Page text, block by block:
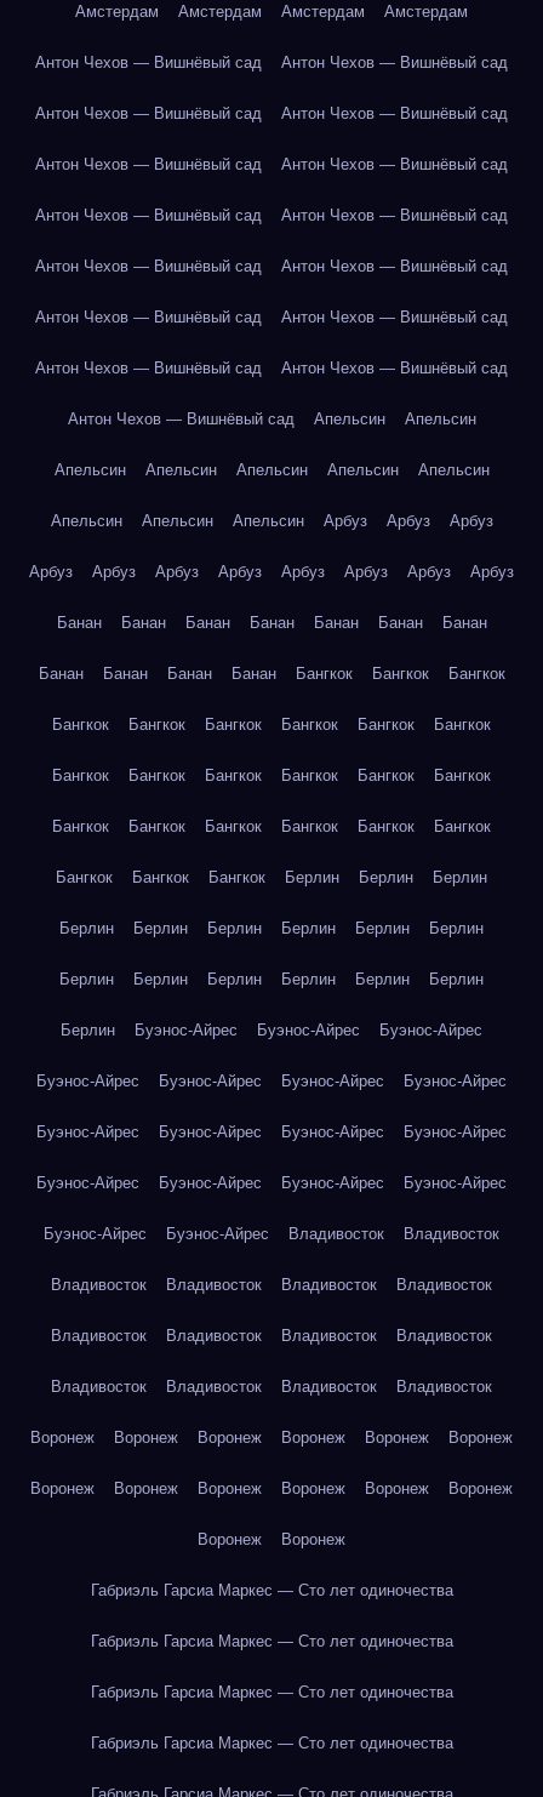
Амстердам Амстердам Амстердам Амстердам
Антон Чехов — Вишнёвый сад Антон Чехов — Вишнёвый сад
Антон Чехов — Вишнёвый сад Антон Чехов — Вишнёвый сад
Антон Чехов — Вишнёвый сад Антон Чехов — Вишнёвый сад
Антон Чехов — Вишнёвый сад Антон Чехов — Вишнёвый сад
Антон Чехов — Вишнёвый сад Антон Чехов — Вишнёвый сад
Антон Чехов — Вишнёвый сад Антон Чехов — Вишнёвый сад
Антон Чехов — Вишнёвый сад Антон Чехов — Вишнёвый сад
Антон Чехов — Вишнёвый сад Апельсин Апельсин
Апельсин Апельсин Апельсин Апельсин Апельсин
Апельсин Апельсин Апельсин Арбуз Арбуз Арбуз
Арбуз Арбуз Арбуз Арбуз Арбуз Арбуз Арбуз Арбуз
Банан Банан Банан Банан Банан Банан Банан
Банан Банан Банан Банан Бангкок Бангкок Бангкок
Бангкок Бангкок Бангкок Бангкок Бангкок Бангкок
Бангкок Бангкок Бангкок Бангкок Бангкок Бангкок
Бангкок Бангкок Бангкок Бангкок Бангкок Бангкок
Бангкок Бангкок Бангкок Берлин Берлин Берлин
Берлин Берлин Берлин Берлин Берлин Берлин
Берлин Берлин Берлин Берлин Берлин Берлин
Берлин Буэнос-Айрес Буэнос-Айрес Буэнос-Айрес
Буэнос-Айрес Буэнос-Айрес Буэнос-Айрес Буэнос-Айрес
Буэнос-Айрес Буэнос-Айрес Буэнос-Айрес Буэнос-Айрес
Буэнос-Айрес Буэнос-Айрес Буэнос-Айрес Буэнос-Айрес
Буэнос-Айрес Буэнос-Айрес Владивосток Владивосток
Владивосток Владивосток Владивосток Владивосток
Владивосток Владивосток Владивосток Владивосток
Владивосток Владивосток Владивосток Владивосток
Воронеж Воронеж Воронеж Воронеж Воронеж Воронеж
Воронеж Воронеж Воронеж Воронеж Воронеж Воронеж
Воронеж Воронеж
Габриэль Гарсиа Маркес — Сто лет одиночества
Габриэль Гарсиа Маркес — Сто лет одиночества
Габриэль Гарсиа Маркес — Сто лет одиночества
Габриэль Гарсиа Маркес — Сто лет одиночества